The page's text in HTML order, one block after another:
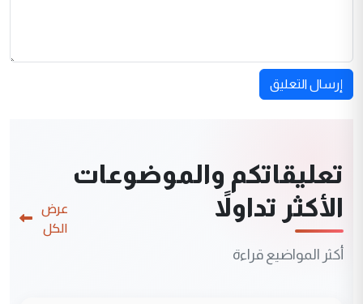
إرسال التعليق
تعليقاتكم والموضوعات
الأكثر تداولاً
أكثر المواضيع قراءة
عرض
الكل